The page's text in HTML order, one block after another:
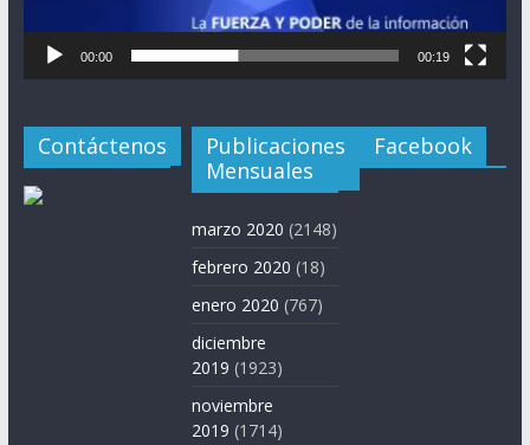
00:00 00:19
Contáctenos
Publicaciones
Mensuales
marzo 2020 (2148)
febrero 2020 (18)
enero 2020 (767)
diciembre
2019 (1923)
noviembre
2019 (1714)
Facebook